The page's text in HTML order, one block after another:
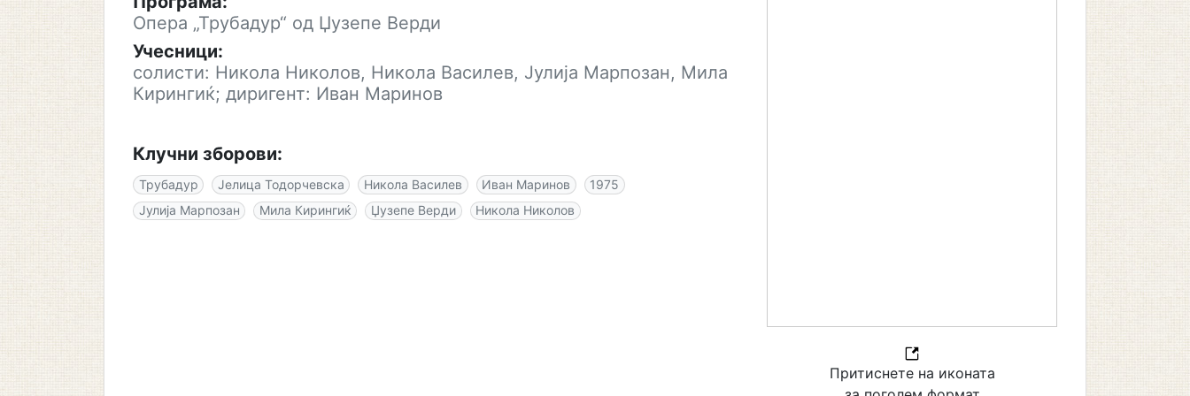
Опера „Трубадур“ од Џузепе Верди
Учесници:
солисти: Никола Николов, Никола Василев, Јулија Марпозан, Мила
Кирингиќ; диригент: Иван Маринов
Клучни зборови:
Трубадур Јелица Тодорчевска Никола Василев Иван Маринов
1975
Јулија Марпозан
Мила Кирингиќ Џузепе Верди Никола Николов
Притиснете на иконата